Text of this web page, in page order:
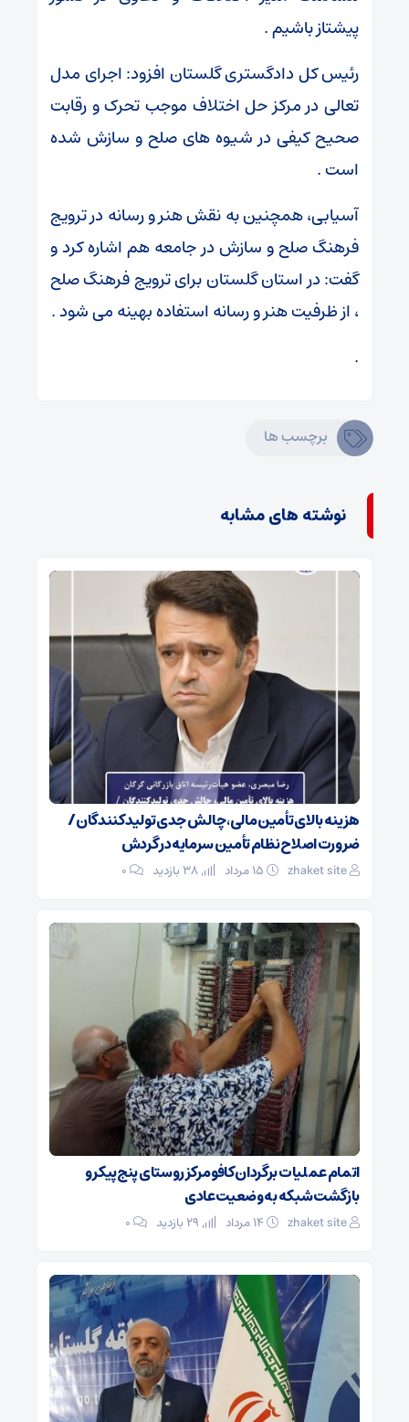
پیشتاز باشیم .
رئیس کل دادگستری گلستان افزود: اجرای مدل
تعالی در مرکز حل اختلاف موجب تحرک و رقابت
صحیح کیفی در شیوه های صلح و سازش شده
است .
آسیابی، همچنین به نقش هنر و رسانه در ترویج
فرهنگ صلح و سازش در جامعه هم اشاره کرد و
گفت: در استان گلستان برای ترویج فرهنگ صلح
، از ظرفیت هنر و رسانه استفاده بهینه می شود .
.
برچسب ها
نوشته های مشابه
هزینه بالای تأمین مالی، چالش جدی تولیدکنندگان /
ضرورت اصلاح نظام تأمین سرمایه در گردش
zhaket site ۰
اتمام عملیات برگردان کافو مرکز روستای پنج‌پیکر و
بازگشت شبکه به وضعیت عادی
zhaket site ۰